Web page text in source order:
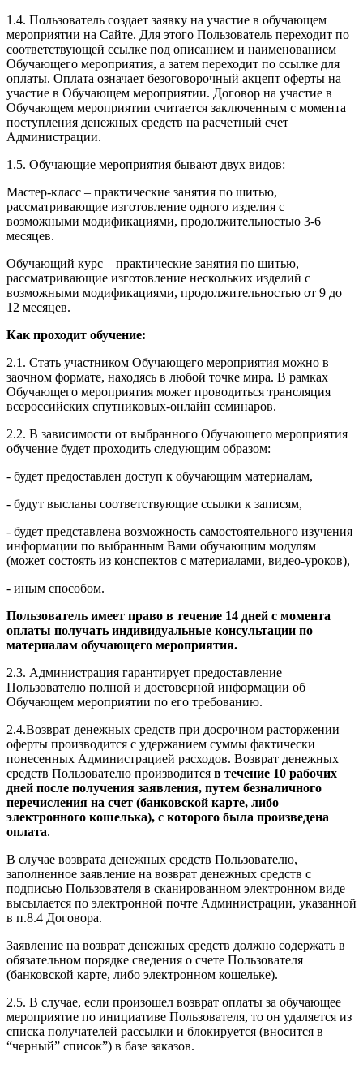
1.4. Пользователь создает заявку на участие в обучающем
мероприятии на Сайте. Для этого Пользователь переходит по
соответствующей ссылке под описанием и наименованием
Обучающего мероприятия, а затем переходит по ссылке для
оплаты. Оплата означает безоговорочный акцепт оферты на
участие в Обучающем мероприятии. Договор на участие в
Обучающем мероприятии считается заключенным с момента
поступления денежных средств на расчетный счет
Администрации.
1.5. Обучающие мероприятия бывают двух видов:
Мастер-класс – практические занятия по шитью,
рассматривающие изготовление одного изделия с
возможными модификациями, продолжительностью 3-6
месяцев.
Обучающий курс – практические занятия по шитью,
рассматривающие изготовление нескольких изделий с
возможными модификациями, продолжительностью от 9 до
12 месяцев.
Как проходит обучение:
2.1. Стать участником Обучающего мероприятия можно в
заочном формате, находясь в любой точке мира. В рамках
Обучающего мероприятия может проводиться трансляция
всероссийских спутниковых-онлайн семинаров.
2.2. В зависимости от выбранного Обучающего мероприятия
обучение будет проходить следующим образом:
- будет предоставлен доступ к обучающим материалам,
- будут высланы соответствующие ссылки к записям,
- будет представлена возможность самостоятельного изучения
информации по выбранным Вами обучающим модулям
(может состоять из конспектов с материалами, видео-уроков),
- иным способом.
Пользователь имеет право в течение 14 дней с момента
оплаты получать индивидуальные консультации по
материалам обучающего мероприятия.
2.3. Администрация гарантирует предоставление
Пользователю полной и достоверной информации об
Обучающем мероприятии по его требованию.
2.4.Возврат денежных средств при досрочном расторжении
оферты производится с удержанием суммы фактически
понесенных Администрацией расходов. Возврат денежных
средств Пользователю производится в течение 10 рабочих
дней после получения заявления, путем безналичного
перечисления на счет (банковской карте, либо
электронного кошелька), с которого была произведена
оплата.
В случае возврата денежных средств Пользователю,
заполненное заявление на возврат денежных средств с
подписью Пользователя в сканированном электронном виде
высылается по электронной почте Администрации, указанной
в п.8.4 Договора.
Заявление на возврат денежных средств должно содержать в
обязательном порядке сведения о счете Пользователя
(банковской карте, либо электронном кошельке).
2.5. В случае, если произошел возврат оплаты за обучающее
мероприятие по инициативе Пользователя, то он удаляется из
списка получателей рассылки и блокируется (вносится в
“черный” список”) в базе заказов.